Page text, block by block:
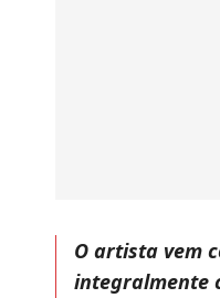
O artista vem
integralmente